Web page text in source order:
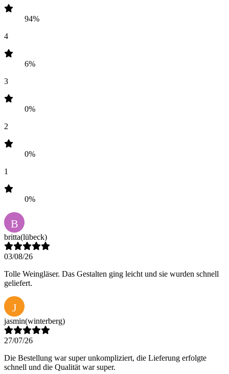
94%
4
6%
3
0%
2
0%
1
0%
B
britta(lübeck)
03/08/26
Tolle Weingläser. Das Gestalten ging leicht und sie wurden schnell
geliefert.
J
jasmin(winterberg)
27/07/26
Die Bestellung war super unkompliziert, die Lieferung erfolgte
schnell und die Qualität war super.